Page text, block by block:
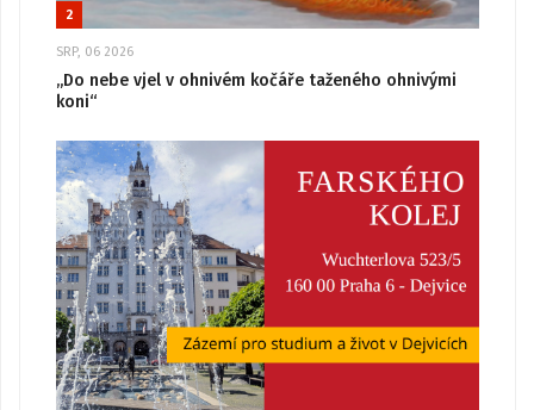
2
SRP, 06 2026
„Do nebe vjel v ohnivém kočáře taženého ohnivými
koni“